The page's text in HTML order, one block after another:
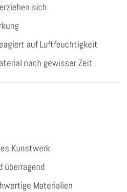
sich
auf Luftfeuchtigkeit
nach gewisser Zeit
Kunstwerk
überragend
Materialien